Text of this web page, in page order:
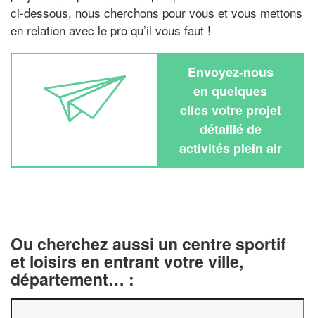
ci-dessous, nous cherchons pour vous et vous mettons
en relation avec le pro qu’il vous faut !
Envoyez-nous
en quelques
clics votre projet
détaillé de
activités plein air
Ou cherchez aussi un centre sportif
et loisirs en entrant votre ville,
département… :